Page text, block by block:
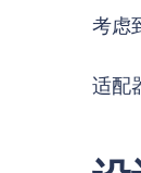
考虑
适配